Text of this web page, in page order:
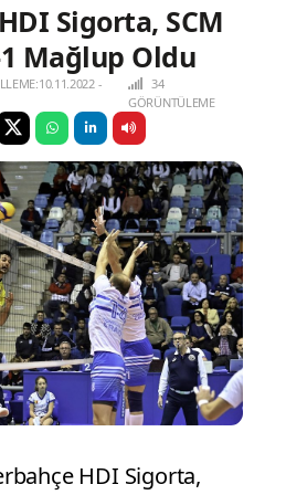
Sigorta, SCM
1 Mağlup Oldu
-
34
GÖRÜNTÜLEME
HDI Sigorta,